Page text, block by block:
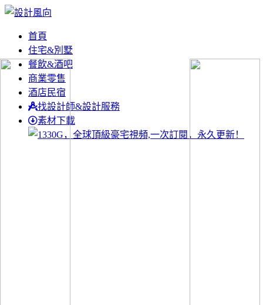
首頁
住宅&別墅
餐飲&酒吧
商業零售
酒店民宿
找設計師&設計服務
素材下載